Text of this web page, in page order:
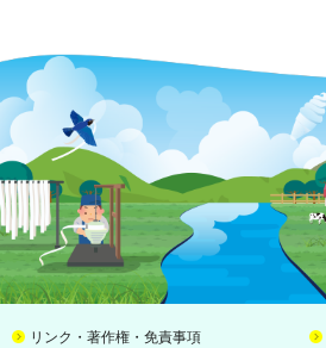
リンク・著作権・免責事項